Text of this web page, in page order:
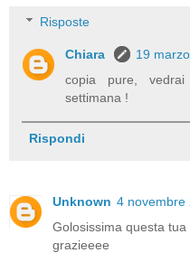
Risposte
Chiara
19
copia pure,
settimana !
Rispondi
Unknown 4 novembre
Golosissima questa
grazieeee